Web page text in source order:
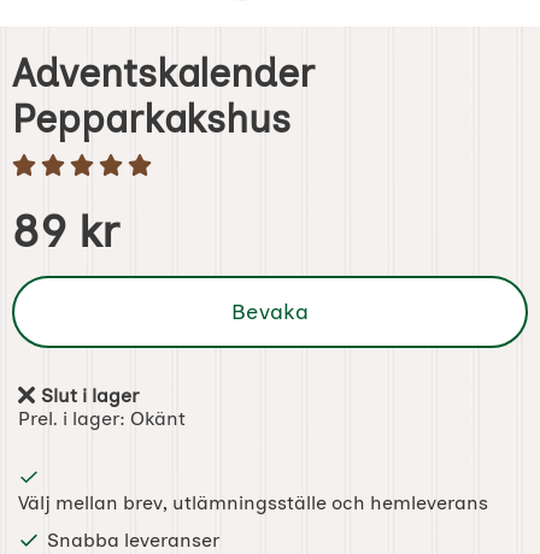
Adventskalender
Pepparkakshus
Handla denna produkt Adventskalender Pepparkakshus
pris
89 kr
Bevaka
Tillgänglighet:
Slut i lager
Prel. i lager: Okänt
Välj mellan brev, utlämningsställe och hemleverans
Snabba leveranser